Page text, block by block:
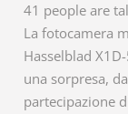
41 people are
La fotocamera
Hasselblad
una sorpresa,
partecipazione